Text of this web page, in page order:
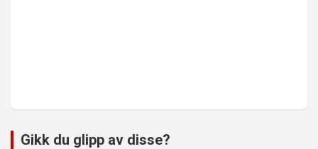
Gikk du glipp av disse?